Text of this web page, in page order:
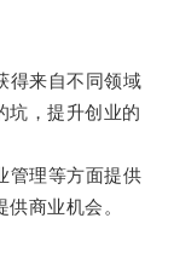
来自不同领域
坑，提升创业的
理等方面提供
商业机会。